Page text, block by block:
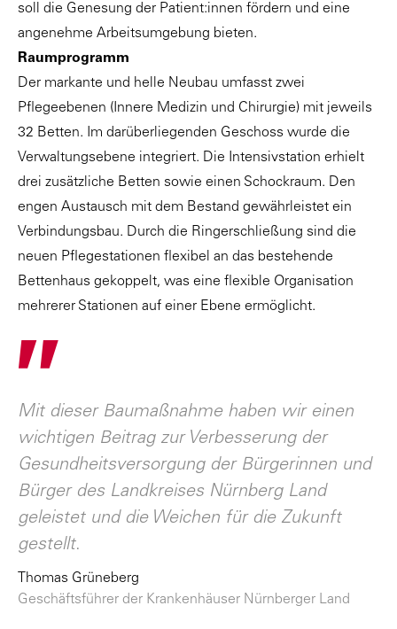
soll die Genesung der Patient:innen fördern und eine
angenehme Arbeitsumgebung bieten.
Raumprogramm
Der markante und helle Neubau umfasst zwei
Pflegeebenen (Innere Medizin und Chirurgie) mit jeweils
32 Betten. Im darüberliegenden Geschoss wurde die
Verwaltungsebene integriert. Die Intensivstation erhielt
drei zusätzliche Betten sowie einen Schockraum. Den
engen Austausch mit dem Bestand gewährleistet ein
Verbindungsbau. Durch die Ringerschließung sind die
neuen Pflegestationen flexibel an das bestehende
Bettenhaus gekoppelt, was eine flexible Organisation
mehrerer Stationen auf einer Ebene ermöglicht.
Mit dieser Baumaßnahme haben wir einen
wichtigen Beitrag zur Verbesserung der
Gesundheitsversorgung der Bürgerinnen und
Bürger des Landkreises Nürnberg Land
geleistet und die Weichen für die Zukunft
gestellt.
Thomas Grüneberg
Geschäftsführer der Krankenhäuser Nürnberger Land